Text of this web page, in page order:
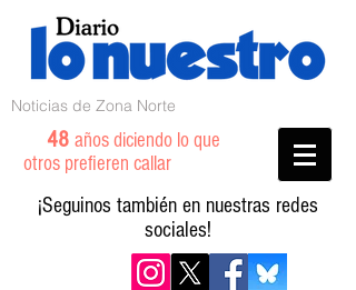
Noticias de Zona Norte
48 años diciendo lo que
otros prefieren callar
¡Seguinos también en nuestras redes
sociales!